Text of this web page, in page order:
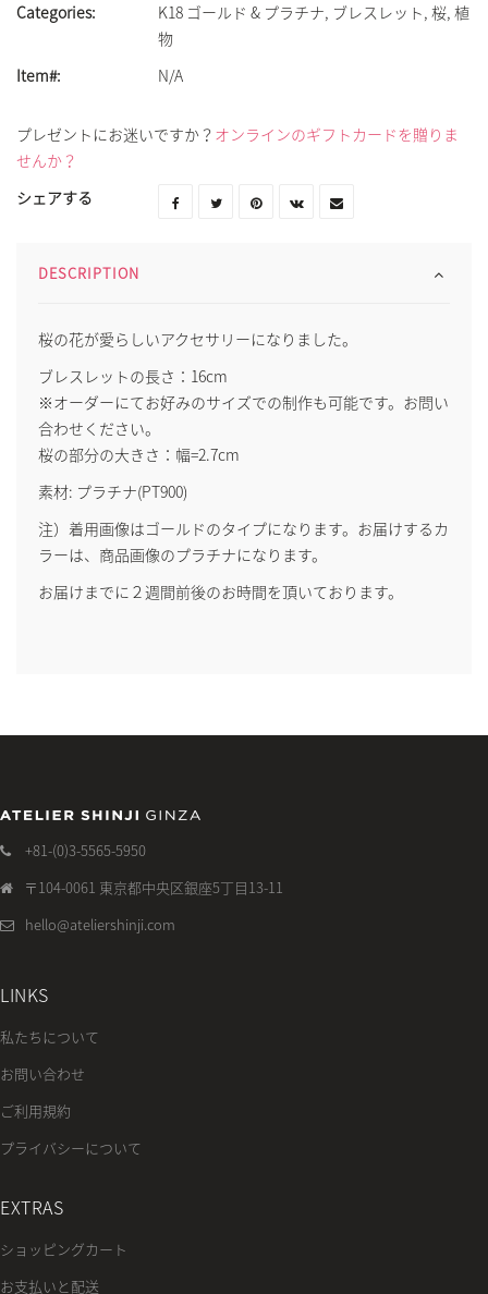
Categories: K18 ゴールド & プラチナ, ブレスレット, 桜, 植
物
Item#:
N/A
プレゼントにお迷いですか？ オンラインのギフトカードを贈りま
せんか？
シェアする
DESCRIPTION
桜の花が愛らしいアクセサリーになりました。
ブレスレットの長さ：16cm
※オーダーにてお好みのサイズでの制作も可能です。お問い
合わせください。
桜の部分の大きさ：幅=2.7cm
素材: プラチナ(PT900)
注）着用画像はゴールドのタイプになります。お届けするカ
ラーは、商品画像のプラチナになります。
お届けまでに２週間前後のお時間を頂いております。
+81-(0)3-5565-5950
〒104-0061 東京都中央区銀座5丁目13-11
hello@ateliershinji.com
LINKS
私たちについて
お問い合わせ
ご利用規約
プライバシーについて
EXTRAS
ショッピングカート
お支払いと配送